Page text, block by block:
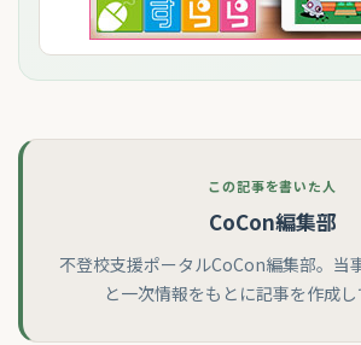
この記事を書いた人
CoCon編集部
不登校支援ポータルCoCon編集部。当
と一次情報をもとに記事を作成し